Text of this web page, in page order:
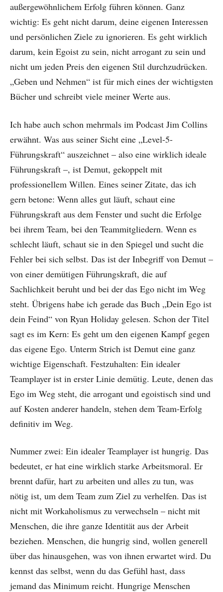
außergewöhnlichem Erfolg führen können. Ganz
wichtig: Es geht nicht darum, deine eigenen Interessen
und persönlichen Ziele zu ignorieren. Es geht wirklich
darum, kein Egoist zu sein, nicht arrogant zu sein und
nicht um jeden Preis den eigenen Stil durchzudrücken.
„Geben und Nehmen“ ist für mich eines der wichtigsten
Bücher und schreibt viele meiner Werte aus.
Ich habe auch schon mehrmals im Podcast Jim Collins
erwähnt. Was aus seiner Sicht eine „Level-5-
Führungskraft“ auszeichnet – also eine wirklich ideale
Führungskraft –, ist Demut, gekoppelt mit
professionellem Willen. Eines seiner Zitate, das ich
gern betone: Wenn alles gut läuft, schaut eine
Führungskraft aus dem Fenster und sucht die Erfolge
bei ihrem Team, bei den Teammitgliedern. Wenn es
schlecht läuft, schaut sie in den Spiegel und sucht die
Fehler bei sich selbst. Das ist der Inbegriff von Demut –
von einer demütigen Führungskraft, die auf
Sachlichkeit beruht und bei der das Ego nicht im Weg
steht. Übrigens habe ich gerade das Buch „Dein Ego ist
dein Feind“ von Ryan Holiday gelesen. Schon der Titel
sagt es im Kern: Es geht um den eigenen Kampf gegen
das eigene Ego. Unterm Strich ist Demut eine ganz
wichtige Eigenschaft. Festzuhalten: Ein idealer
Teamplayer ist in erster Linie demütig. Leute, denen das
Ego im Weg steht, die arrogant und egoistisch sind und
auf Kosten anderer handeln, stehen dem Team-Erfolg
definitiv im Weg.
Nummer zwei: Ein idealer Teamplayer ist hungrig. Das
bedeutet, er hat eine wirklich starke Arbeitsmoral. Er
brennt dafür, hart zu arbeiten und alles zu tun, was
nötig ist, um dem Team zum Ziel zu verhelfen. Das ist
nicht mit Workaholismus zu verwechseln – nicht mit
Menschen, die ihre ganze Identität aus der Arbeit
beziehen. Menschen, die hungrig sind, wollen generell
über das hinausgehen, was von ihnen erwartet wird. Du
kennst das selbst, wenn du das Gefühl hast, dass
jemand das Minimum reicht. Hungrige Menschen